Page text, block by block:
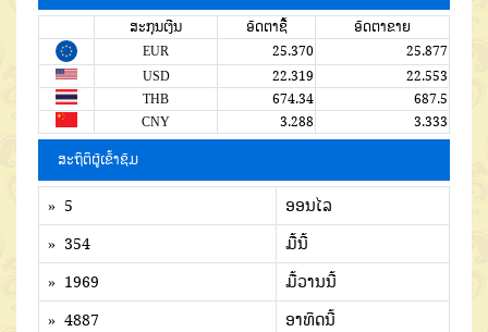
ສະກຸນເງີນ ອັດຕາຊື້
ອັດຕາຂາຍ
EUR
25.370
25.877
USD
22.319
22.553
THB
674.34
687.5
CNY
3.288 3.333
ສະຖິຕິຜູ້ເຂົ້າຊົມ
» 5
ອອນໄລ
» 354
ມື້ນີ້
» 1969
ມື້ວານນີ້
» 4887
ອາທິດນີ້